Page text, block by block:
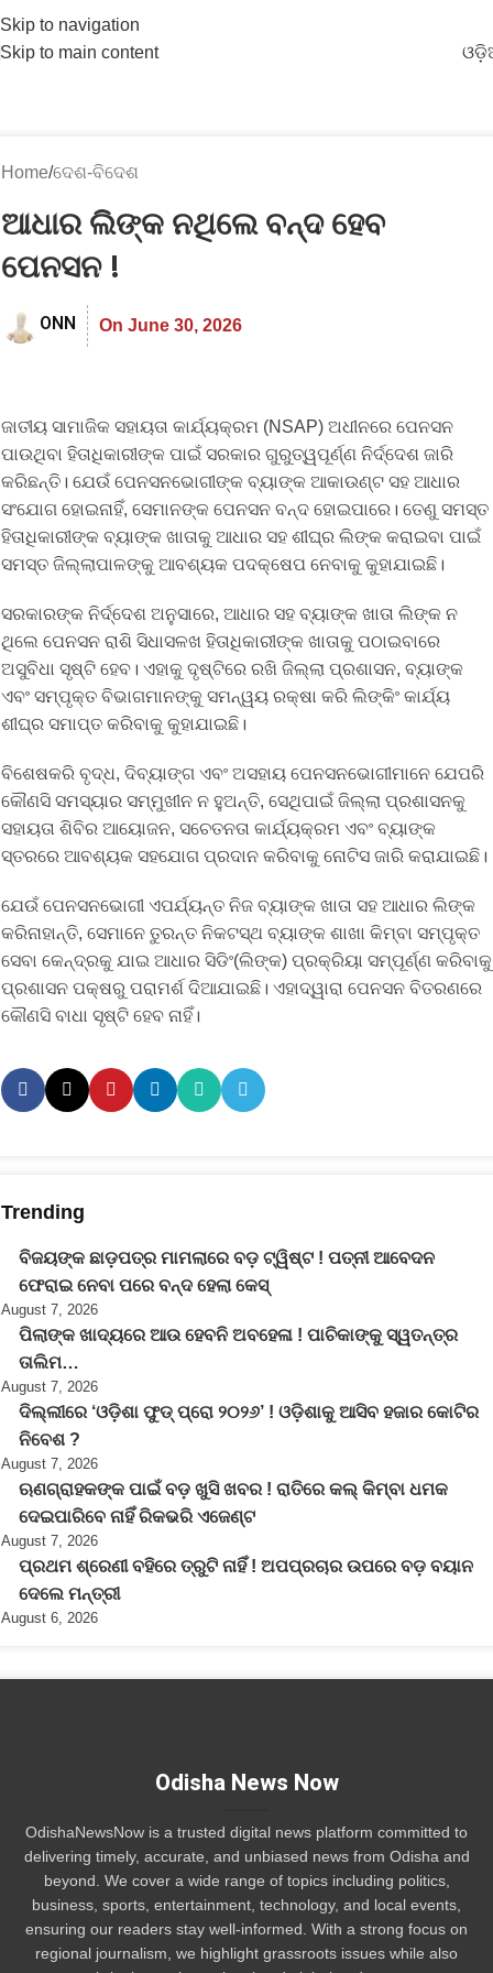
Skip to navigation
Skip to main content
Home ଦେଶ-ବିଦେଶ
ଆଧାର ଲିଙ୍କ ନଥିଲେ ବନ୍ଦ ହେବ
ପେନସନ !
ONN On June 30, 2026
ଜାତୀୟ ସାମାଜିକ ସହାୟତା କାର୍ଯ୍ୟକ୍ରମ (NSAP) ଅଧୀନରେ ପେନସନ
ପାଉଥିବା ହିତାଧିକାରୀଙ୍କ ପାଇଁ ସରକାର ଗୁରୁତ୍ୱପୂର୍ଣ୍ଣ ନିର୍ଦ୍ଦେଶ ଜାରି
କରିଛନ୍ତି। ଯେଉଁ ପେନସନଭୋଗୀଙ୍କ ବ୍ୟାଙ୍କ ଆକାଉଣ୍ଟ ସହ ଆଧାର
ସଂଯୋଗ ହୋଇନାହିଁ, ସେମାନଙ୍କ ପେନସନ ବନ୍ଦ ହୋଇପାରେ। ତେଣୁ ସମସ୍ତ
ହିତାଧିକାରୀଙ୍କ ବ୍ୟାଙ୍କ ଖାତାକୁ ଆଧାର ସହ ଶୀଘ୍ର ଲିଙ୍କ କରାଇବା ପାଇଁ
ସମସ୍ତ ଜିଲ୍ଲାପାଳଙ୍କୁ ଆବଶ୍ୟକ ପଦକ୍ଷେପ ନେବାକୁ କୁହାଯାଇଛି।
ସରକାରଙ୍କ ନିର୍ଦ୍ଦେଶ ଅନୁସାରେ, ଆଧାର ସହ ବ୍ୟାଙ୍କ ଖାତା ଲିଙ୍କ ନ
ଥିଲେ ପେନସନ ରାଶି ସିଧାସଳଖ ହିତାଧିକାରୀଙ୍କ ଖାତାକୁ ପଠାଇବାରେ
ଅସୁବିଧା ସୃଷ୍ଟି ହେବ। ଏହାକୁ ଦୃଷ୍ଟିରେ ରଖି ଜିଲ୍ଲା ପ୍ରଶାସନ, ବ୍ୟାଙ୍କ
ଏବଂ ସମ୍ପୃକ୍ତ ବିଭାଗମାନଙ୍କୁ ସମନ୍ୱୟ ରକ୍ଷା କରି ଲିଙ୍କିଂ କାର୍ଯ୍ୟ
ଶୀଘ୍ର ସମାପ୍ତ କରିବାକୁ କୁହାଯାଇଛି।
ବିଶେଷକରି ବୃଦ୍ଧ, ଦିବ୍ୟାଙ୍ଗ ଏବଂ ଅସହାୟ ପେନସନଭୋଗୀମାନେ ଯେପରି
କୌଣସି ସମସ୍ୟାର ସମ୍ମୁଖୀନ ନ ହୁଅନ୍ତି, ସେଥିପାଇଁ ଜିଲ୍ଲା ପ୍ରଶାସନକୁ
ସହାୟତା ଶିବିର ଆୟୋଜନ, ସଚେତନତା କାର୍ଯ୍ୟକ୍ରମ ଏବଂ ବ୍ୟାଙ୍କ
ସ୍ତରରେ ଆବଶ୍ୟକ ସହଯୋଗ ପ୍ରଦାନ କରିବାକୁ ନୋଟିସ ଜାରି କରାଯାଇଛି।
ଯେଉଁ ପେନସନଭୋଗୀ ଏପର୍ଯ୍ୟନ୍ତ ନିଜ ବ୍ୟାଙ୍କ ଖାତା ସହ ଆଧାର ଲିଙ୍କ
କରିନାହାନ୍ତି, ସେମାନେ ତୁରନ୍ତ ନିକଟସ୍ଥ ବ୍ୟାଙ୍କ ଶାଖା କିମ୍ବା ସମ୍ପୃକ୍ତ
ସେବା କେନ୍ଦ୍ରକୁ ଯାଇ ଆଧାର ସିଡିଂ(ଲିଙ୍କ) ପ୍ରକ୍ରିୟା ସମ୍ପୂର୍ଣ୍ଣ କରିବାକୁ
ପ୍ରଶାସନ ପକ୍ଷରୁ ପରାମର୍ଶ ଦିଆଯାଇଛି। ଏହାଦ୍ୱାରା ପେନସନ ବିତରଣରେ
କୌଣସି ବାଧା ସୃଷ୍ଟି ହେବ ନାହିଁ।
Trending
ବିଜୟଙ୍କ ଛାଡ଼ପତ୍ର ମାମଲାରେ ବଡ଼ ଟ୍ୱିଷ୍ଟ ! ପତ୍ନୀ ଆବେଦନ
ଫେରାଇ ନେବା ପରେ ବନ୍ଦ ହେଲା କେସ୍
August 7, 2026
ପିଲାଙ୍କ ଖାଦ୍ୟରେ ଆଉ ହେବନି ଅବହେଳା ! ପାଚିକାଙ୍କୁ ସ୍ୱତନ୍ତ୍ର
ତାଲିମ…
August 7, 2026
ଦିଲ୍ଲୀରେ ‘ଓଡ଼ିଶା ଫୁଡ୍ ପ୍ରୋ ୨୦୨୬’ ! ଓଡ଼ିଶାକୁ ଆସିବ ହଜାର କୋଟିର
ନିବେଶ ?
August 7, 2026
ଋଣଗ୍ରାହକଙ୍କ ପାଇଁ ବଡ଼ ଖୁସି ଖବର ! ରାତିରେ କଲ୍ କିମ୍ବା ଧମକ
ଦେଇପାରିବେ ନାହିଁ ରିକଭରି ଏଜେଣ୍ଟ
August 7, 2026
ପ୍ରଥମ ଶ୍ରେଣୀ ବହିରେ ତ୍ରୁଟି ନାହିଁ ! ଅପପ୍ରଚାର ଉପରେ ବଡ଼ ବୟାନ
ଦେଲେ ମନ୍ତ୍ରୀ
August 6, 2026
Odisha News Now
OdishaNewsNow is a trusted digital news platform committed to
delivering timely, accurate, and unbiased news from Odisha and
beyond. We cover a wide range of topics including politics,
business, sports, entertainment, technology, and local events,
ensuring our readers stay well-informed. With a strong focus on
regional journalism, we highlight grassroots issues while also